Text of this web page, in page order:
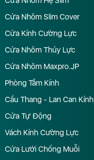
Cửa Nhôm Slim Cover
Cửa Kính Cường Lực
Cửa Nhôm Thủy Lực
Cửa Nhôm Maxpro.JP
Phòng Tắm Kính
Cầu Thang - Lan Can Kính
Cửa Tự Động
Vách Kính Cường Lực
Cửa Lưới Chống Muỗi